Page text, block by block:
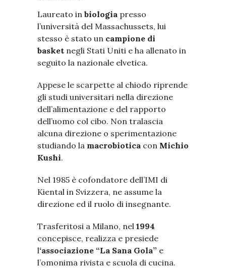
Laureato in biologia presso
l’università del Massachussets, lui
stesso è stato un campione di
basket negli Stati Uniti e ha allenato in
seguito la nazionale elvetica.
Appese le scarpette al chiodo riprende
gli studi universitari nella direzione
dell’alimentazione e del rapporto
dell’uomo col cibo. Non tralascia
alcuna direzione o sperimentazione
studiando la macrobiotica con Michio
Kushi.
Nel 1985 è cofondatore dell’IMI di
Kiental in Svizzera, ne assume la
direzione ed il ruolo di insegnante.
Trasferitosi a Milano, nel 1994
concepisce, realizza e presiede
l‘associazione “La Sana Gola” e
l’omonima rivista e scuola di cucina.